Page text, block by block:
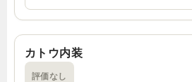
カトウ内装
評価なし